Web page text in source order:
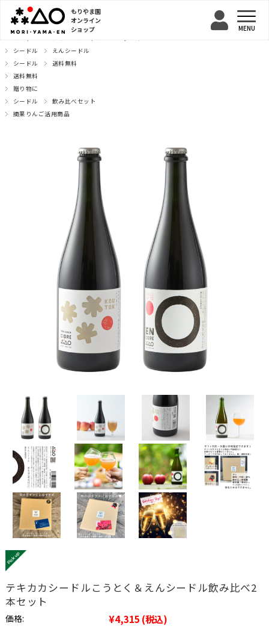
もりやま園
オンライン
ショップ
TOP
シードル
えんシードル
シードル
送料無料
送料無料
贈り物に
シードル
飲み比べセット
摘果りんご活用商品
テキカカシードルこうとく＆えんシードル飲み比べ2
本セット
価格: ¥4,315 (税込)